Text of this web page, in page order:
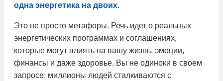
одна энергетика на двоих.
Это не просто метафоры. Речь идет о реальных
энергетических программах и соглашениях,
которые могут влиять на вашу жизнь, эмоции,
финансы и даже здоровье. Вы не одиноки в своем
запросе; миллионы людей сталкиваются с